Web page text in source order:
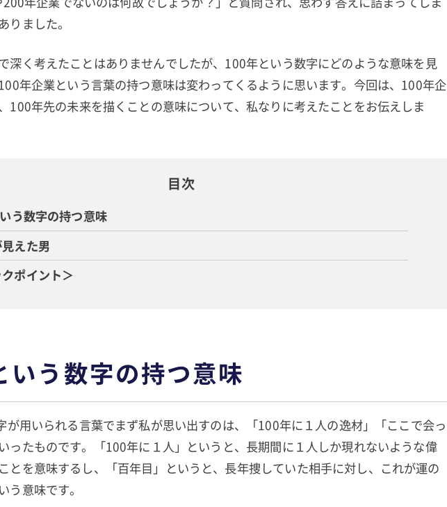
りました。
深く考えたことはありませんでしたが、100年という数字にどのような意味を見
年企業という言葉の持つ意味は変わってくるように思います。今回は、100年企
100年先の未来を描くことの意味について、私なりに考えたことをお伝えしま
目次
う数字の持つ意味
えた男
ポイント＞
いう数字の持つ意味
が用いられる言葉でまず私が思い出すのは、「100年に１人の逸材」「ここで会っ
ったものです。「100年に１人」というと、長期間に１人しか現れないような偉
とを意味するし、「百年目」というと、長年捜していた相手に対し、これが運の
う意味です。